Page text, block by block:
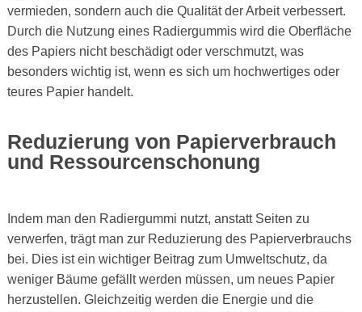
vermieden, sondern auch die Qualität der Arbeit verbessert.
Durch die Nutzung eines Radiergummis wird die Oberfläche
des Papiers nicht beschädigt oder verschmutzt, was
besonders wichtig ist, wenn es sich um hochwertiges oder
teures Papier handelt.
Reduzierung von Papierverbrauch
und Ressourcenschonung
Indem man den Radiergummi nutzt, anstatt Seiten zu
verwerfen, trägt man zur Reduzierung des Papierverbrauchs
bei. Dies ist ein wichtiger Beitrag zum Umweltschutz, da
weniger Bäume gefällt werden müssen, um neues Papier
herzustellen. Gleichzeitig werden die Energie und die